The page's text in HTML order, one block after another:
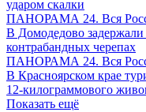
ударом скалки
ПАНОРАМА 24. Вся
В Домодедово задержали
контрабандных черепах
ПАНОРАМА 24. Вся
В Красноярском крае
12-килограммового
Показать ещё